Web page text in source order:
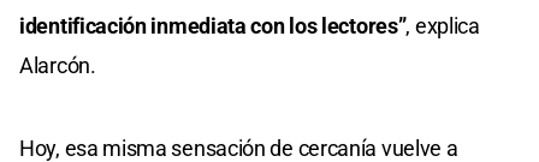
identificación inmediata con los lectores”, explica
Alarcón.
Hoy, esa misma sensación de cercanía vuelve a